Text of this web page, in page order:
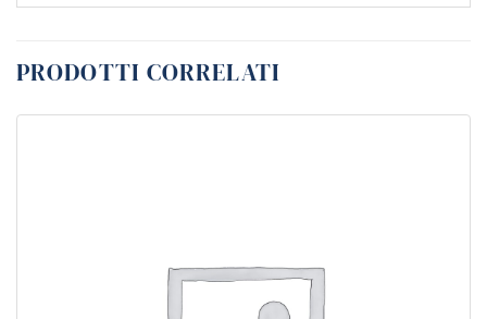
PRODOTTI CORRELATI